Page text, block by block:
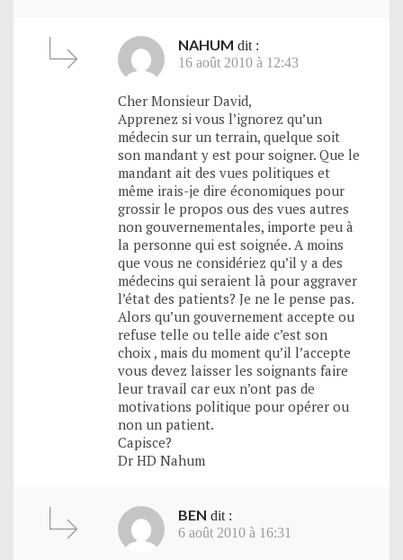
NAHUM dit :
16 août 2010 à 12:43
Cher Monsieur David,
Apprenez si vous l’ignorez qu’un
médecin sur un terrain, quelque soit
son mandant y est pour soigner. Que le
mandant ait des vues politiques et
même irais-je dire économiques pour
grossir le propos ous des vues autres
non gouvernementales, importe peu à
la personne qui est soignée. A moins
que vous ne considériez qu’il y a des
médecins qui seraient là pour aggraver
l’état des patients? Je ne le pense pas.
Alors qu’un gouvernement accepte ou
refuse telle ou telle aide c’est son
choix , mais du moment qu’il l’accepte
vous devez laisser les soignants faire
leur travail car eux n’ont pas de
motivations politique pour opérer ou
non un patient.
Capisce?
Dr HD Nahum
BEN dit :
6 août 2010 à 16:31